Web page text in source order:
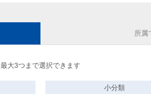
所属
最大3つまで選択できます
小分類